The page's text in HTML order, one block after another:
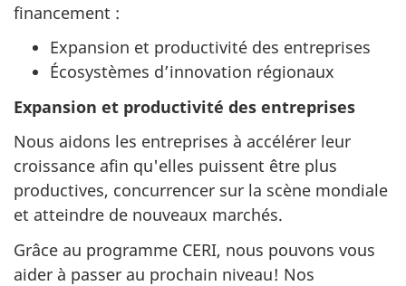
financement :
Expansion et productivité des entreprises
Écosystèmes d’innovation régionaux
Expansion et productivité des entreprises
Nous aidons les entreprises à accélérer leur
croissance afin qu'elles puissent être plus
productives, concurrencer sur la scène mondiale
et atteindre de nouveaux marchés.
Grâce au programme CERI, nous pouvons vous
aider à passer au prochain niveau! Nos